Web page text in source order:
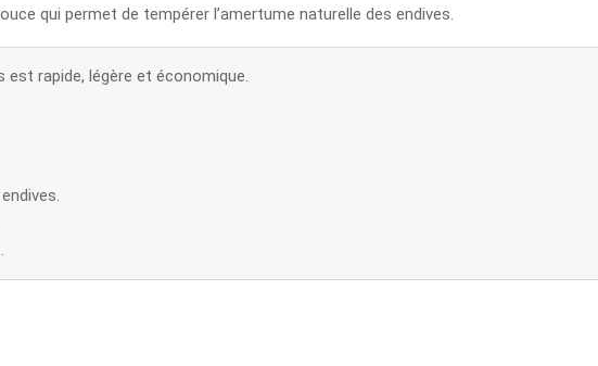
qui permet de tempérer l’amertume naturelle des endives.
rapide, légère et économique.